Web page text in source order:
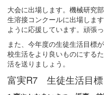
大会に出場します。機械研究
生溶接コンクールに出場しま
ように応援しています。頑張っ
また、今年度の生徒生活目標
校生活をより良いものにする
活を送りましょう。
富実R7 生徒生活目標